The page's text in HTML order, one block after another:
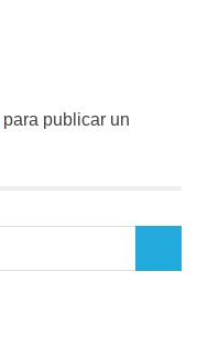
para publicar un